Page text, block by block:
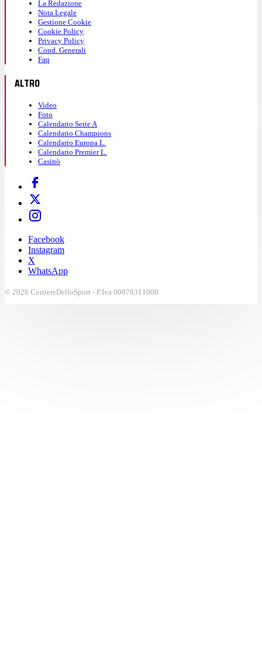
La Redazione
Nota Legale
Gestione Cookie
Cookie Policy
Privacy Policy
Cond. Generali
Faq
ALTRO
Video
Foto
Calendario Serie A
Calendario Champions
Calendario Europa L.
Calendario Premier L.
Casinò
Facebook
Instagram
X
WhatsApp
© 2026 CorriereDelloSport - P.Iva 00878311000